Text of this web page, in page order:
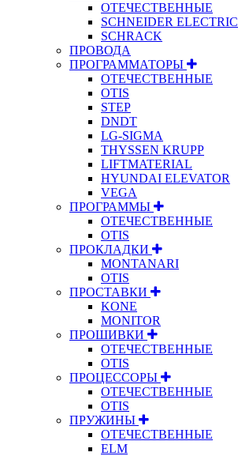
ОТЕЧЕСТВЕННЫЕ
SCHNEIDER ELECTRIC
SCHRACK
ПРОВОДА
ПРОГРАММАТОРЫ
ОТЕЧЕСТВЕННЫЕ
OTIS
STEP
DNDT
LG-SIGMA
THYSSEN KRUPP
LIFTMATERIAL
HYUNDAI ELEVATOR
VEGA
ПРОГРАММЫ
ОТЕЧЕСТВЕННЫЕ
OTIS
ПРОКЛАДКИ
MONTANARI
OTIS
ПРОСТАВКИ
KONE
MONITOR
ПРОШИВКИ
ОТЕЧЕСТВЕННЫЕ
OTIS
ПРОЦЕССОРЫ
ОТЕЧЕСТВЕННЫЕ
OTIS
ПРУЖИНЫ
ОТЕЧЕСТВЕННЫЕ
ELM